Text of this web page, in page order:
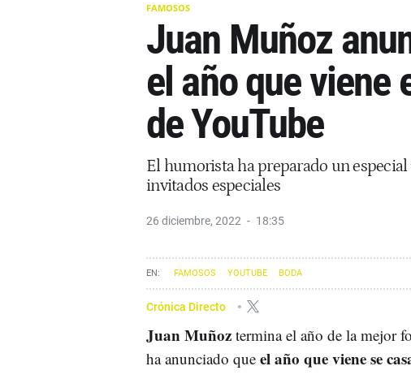
FAMOSOS
Juan Muñoz
el año que viene
de YouTube
El humorista ha preparado un
invitados especiales
26 diciembre, 2022 18:35
FAMOSOS YOUTUBE BODA
Crónica Directo
Juan Muñoz termina el año de la mejor
ha anunciado que el año que viene se